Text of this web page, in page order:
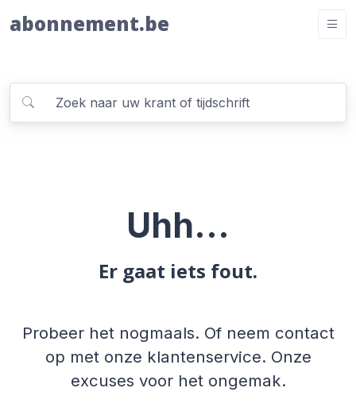
abonnement.be
Uhh...
Er gaat iets fout.
Probeer het nogmaals. Of neem contact
op met onze klantenservice. Onze
excuses voor het ongemak.